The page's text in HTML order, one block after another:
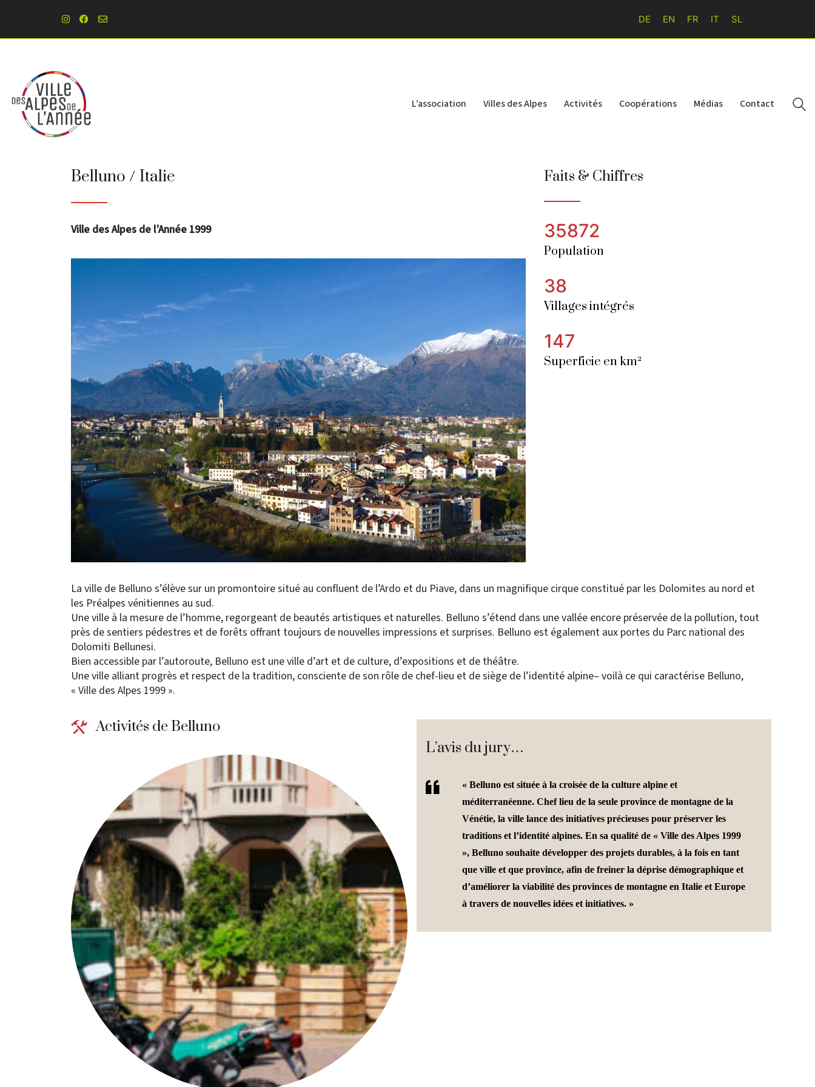
DE EN FR IT SL
L’association Villes des Alpes Activités Coopérations Médias Contact
Belluno / Italie
Ville des Alpes de l’Année 1999
Belluno
Ville des Alpes de l'Année 1999
Faits & Chiffres
35872
Population
38
Villages intégrés
147
Superficie en km²
La ville de Belluno s’élève sur un promontoire situé au confluent de l’Ardo et du Piave, dans un magnifique cirque constitué par les Dolomites au nord et
les Préalpes vénitiennes au sud.
Une ville à la mesure de l’homme, regorgeant de beautés artistiques et naturelles. Belluno s’étend dans une vallée encore préservée de la pollution, tout
près de sentiers pédestres et de forêts offrant toujours de nouvelles impressions et surprises. Belluno est également aux portes du Parc national des
Dolomiti Bellunesi.
Bien accessible par l’autoroute, Belluno est une ville d’art et de culture, d’expositions et de théâtre.
Une ville alliant progrès et respect de la tradition, consciente de son rôle de chef-lieu et de siège de l’identité alpine– voilà ce qui caractérise Belluno,
« Ville des Alpes 1999 ».
Activités de Belluno
L’avis du jury…
« Belluno est située à la croisée de la culture alpine et
méditerranéenne. Chef lieu de la seule province de montagne de la
Vénétie, la ville lance des initiatives précieuses pour préserver les
traditions et l’identité alpines. En sa qualité de « Ville des Alpes 1999
», Belluno souhaite développer des projets durables, à la fois en tant
que ville et que province, afin de freiner la déprise démographique et
d’améliorer la viabilité des provinces de montagne en Italie et Europe
à travers de nouvelles idées et initiatives. »